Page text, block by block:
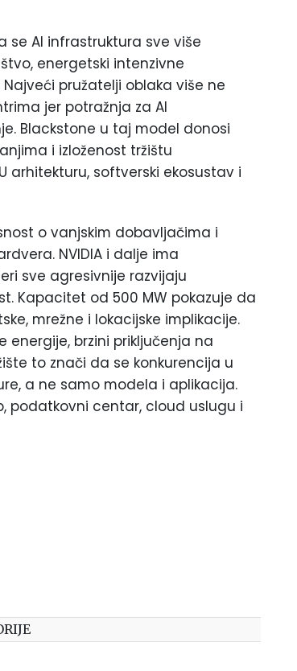
se AI infrastruktura sve više
energetski intenzivne
pružatelji oblaka više ne
jer potražnja za AI
Blackstone u taj model donosi
i izloženost tržištu
arhitekturu, softverski ekosustav i
o vanjskim dobavljačima i
NVIDIA i dalje ima
sve agresivnije razvijaju
Kapacitet od 500 MW pokazuje da
mrežne i lokacijske implikacije.
brzini priključenja na
to znači da se konkurencija u
a ne samo modela i aplikacija.
podatkovni centar, cloud uslugu i